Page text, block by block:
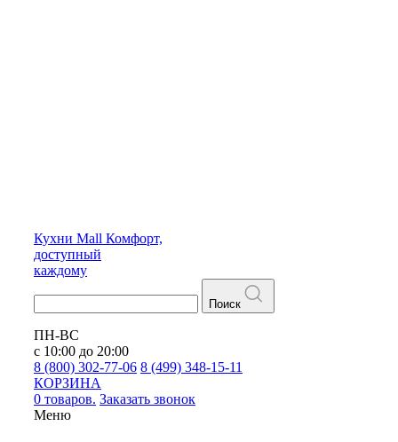
Кухни Mall Комфорт,
доступный
каждому
Поиск
ПН-ВС
с 10:00 до 20:00
8 (800) 302-77-06 8 (499) 348-15-11
КОРЗИНА
0 товаров. Заказать звонок
Меню